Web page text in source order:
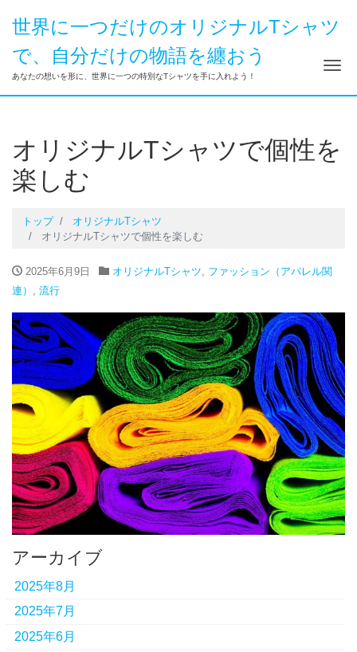
世界に一つだけのオリジナルTシャツ
で、自分だけの物語を纏おう
あなたの想いを形に、世界に一つの特別なTシャツを手に入れよう！ ナ
オリジナルTシャツで個性を
楽しむ
トップ
オリジナルTシャツ
オリジナルTシャツで個性を楽しむ
2025年6月9日 オリジナルTシャツ, ファッション（アパレル関
連） , 流行
アーカイブ
2025年8月
2025年7月
2025年6月